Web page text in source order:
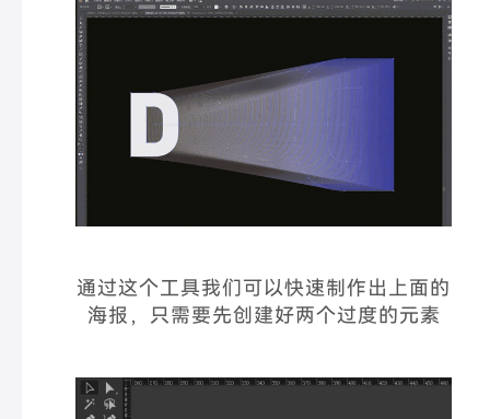
通过这个工具我们可以快速制作出上面的
海报，只需要先创建好两个过度的元素